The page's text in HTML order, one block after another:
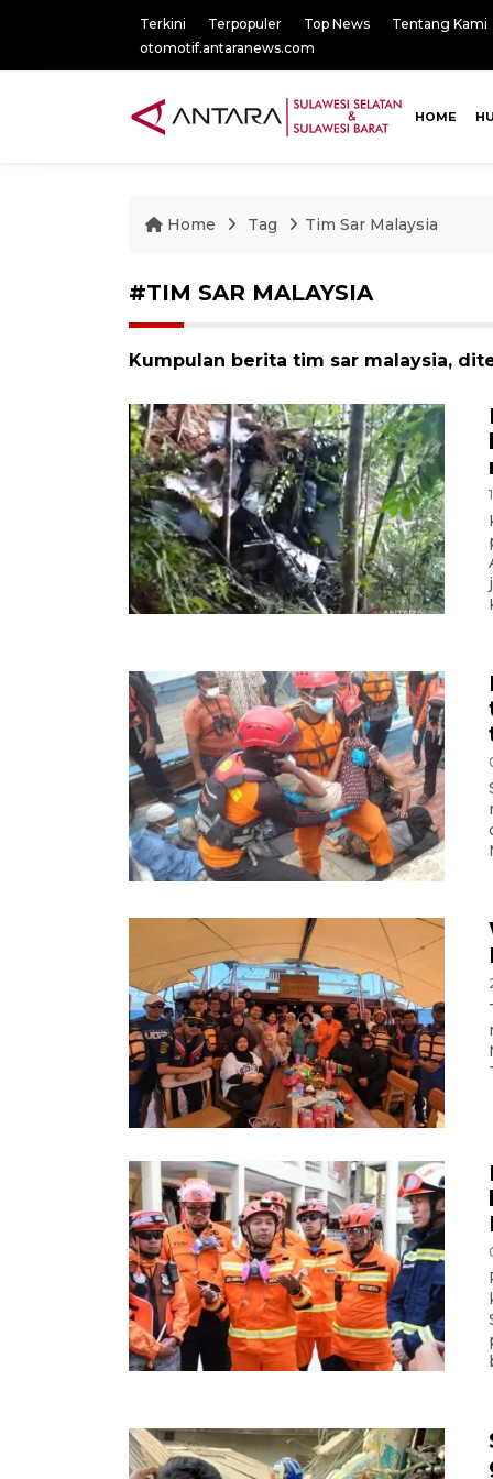
Terkini Terpopuler Top News
Tentang Kami
otomotif.antaranews.com
HOME
Home Tag Tim Sar Malaysia
#TIM SAR MALAYSIA
Kumpulan berita tim sar malaysia,